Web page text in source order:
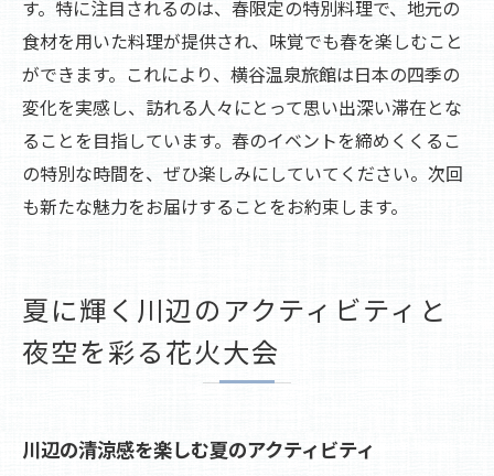
す。特に注目されるのは、春限定の特別料理で、地元の
食材を用いた料理が提供され、味覚でも春を楽しむこと
ができます。これにより、横谷温泉旅館は日本の四季の
変化を実感し、訪れる人々にとって思い出深い滞在とな
ることを目指しています。春のイベントを締めくくるこ
の特別な時間を、ぜひ楽しみにしていてください。次回
も新たな魅力をお届けすることをお約束します。
夏に輝く川辺のアクティビティと
夜空を彩る花火大会
川辺の清涼感を楽しむ夏のアクティビティ